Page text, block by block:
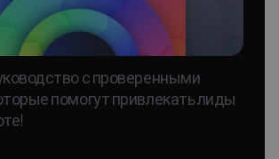
с проверенными
помогут привлекать лиды